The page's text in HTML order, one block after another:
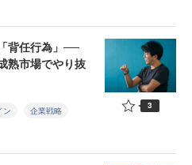
背任行為」──
熟市場でやり抜
ン 企業戦略 3